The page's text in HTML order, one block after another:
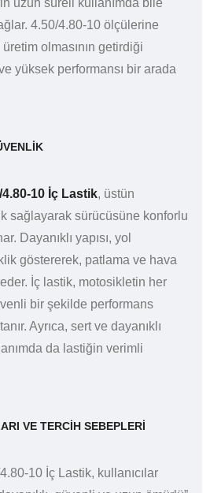
uzun süreli kullanımda bile
4.50/4.80-10 ölçülerine
olmasının getirdiği
yüksek performansı bir arada
10 İç Lastik, üstün
sağlayarak sürücüsüne konforlu
Dayanıklı yapısı, yol
göstererek, patlama ve hava
İç lastik, motosikletin her
bir şekilde performans
Ayrıca, sert ve dayanıklı
da lastiğin verimli
VE TERCIH SEBEPLERI
10 İç Lastik, kullanıcılar